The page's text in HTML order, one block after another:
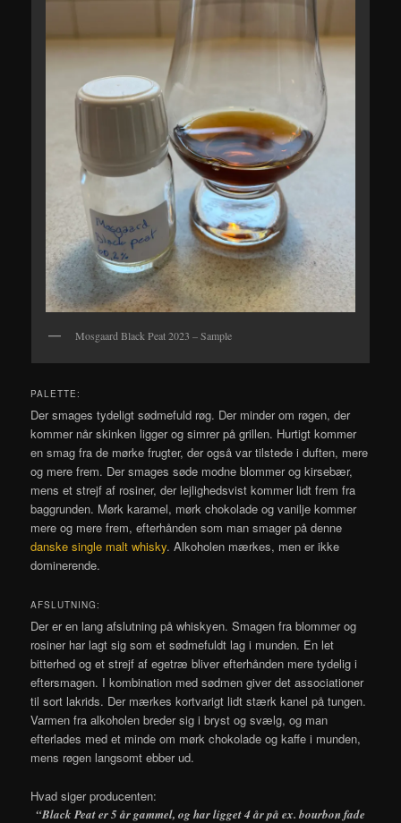
Mosgaard Black Peat 2023 – Sample
PALETTE:
Der smages tydeligt sødmefuld røg. Der minder om røgen, der
kommer når skinken ligger og simrer på grillen. Hurtigt kommer
en smag fra de mørke frugter, der også var tilstede i duften, mere
og mere frem. Der smages søde modne blommer og kirsebær,
mens et strejf af rosiner, der lejlighedsvist kommer lidt frem fra
baggrunden. Mørk karamel, mørk chokolade og vanilje kommer
mere og mere frem, efterhånden som man smager på denne
danske single malt whisky. Alkoholen mærkes, men er ikke
dominerende.
AFSLUTNING:
Der er en lang afslutning på whiskyen. Smagen fra blommer og
rosiner har lagt sig som et sødmefuldt lag i munden. En let
bitterhed og et strejf af egetræ bliver efterhånden mere tydelig i
eftersmagen. I kombination med sødmen giver det associationer
til sort lakrids. Der mærkes kortvarigt lidt stærk kanel på tungen.
Varmen fra alkoholen breder sig i bryst og svælg, og man
efterlades med et minde om mørk chokolade og kaffe i munden,
mens røgen langsomt ebber ud.
Hvad siger producenten:
“Black Peat er 5 år gammel, og har ligget 4 år på ex. bourbon fade